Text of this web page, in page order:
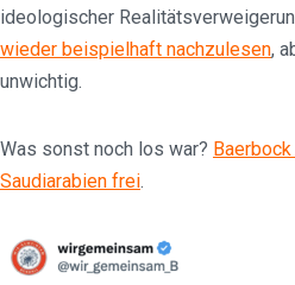
ideologischer
wieder beispielhaft nachzulesen,
unwichtig.
Was sonst noch los war?
Saudiarabien frei.